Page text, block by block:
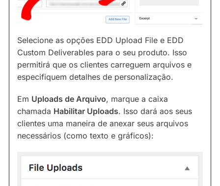
Selecione as opções EDD Upload File e EDD
Custom Deliverables para o seu produto. Isso
permitirá que os clientes carreguem arquivos e
especifiquem detalhes de personalização.
Em Uploads de Arquivo, marque a caixa
chamada Habilitar Uploads. Isso dará aos seus
clientes uma maneira de anexar seus arquivos
necessários (como texto e gráficos):